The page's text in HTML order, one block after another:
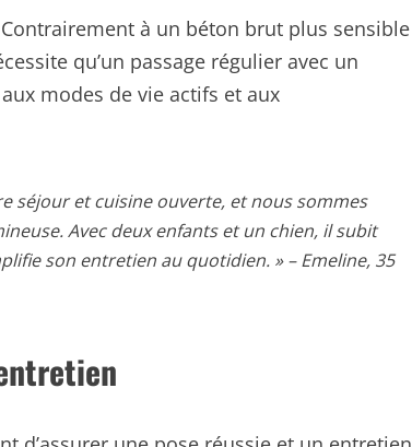
à un béton brut plus sensible
qu’un passage régulier avec un
modes de vie actifs et aux
séjour et cuisine ouverte, et nous sommes
Avec deux enfants et un chien, il subit
son entretien au quotidien. » – Emeline, 35